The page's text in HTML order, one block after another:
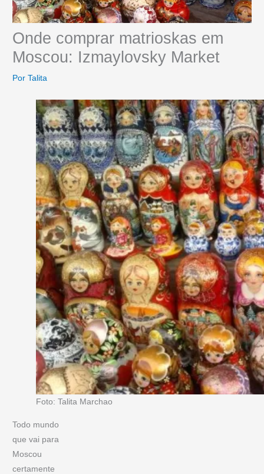
Onde comprar matrioskas em
Moscou: Izmaylovsky Market
PorTalita
Foto: Talita Marchao
Todo mundo
que vai para
Moscou
certamente